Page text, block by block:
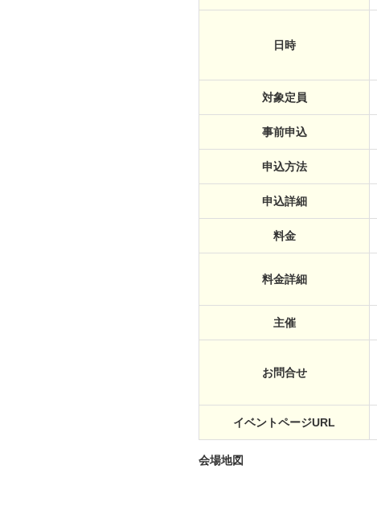
日時
対象定員
事前申込
申込方法
申込詳細
料金
料金詳細
主催
お問合せ
イベントページURL
会場地図